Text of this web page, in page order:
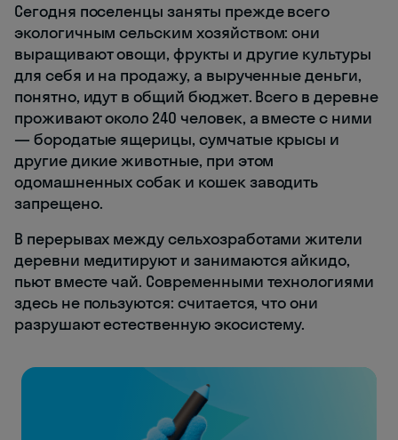
Сегодня поселенцы заняты прежде всего
экологичным сельским хозяйством: они
выращивают овощи, фрукты и другие культуры
для себя и на продажу, а вырученные деньги,
понятно, идут в общий бюджет. Всего в деревне
проживают около 240 человек, а вместе с ними
— бородатые ящерицы, сумчатые крысы и
другие дикие животные, при этом
одомашненных собак и кошек заводить
запрещено.
В перерывах между сельхозработами жители
деревни медитируют и занимаются айкидо,
пьют вместе чай. Современными технологиями
здесь не пользуются: считается, что они
разрушают естественную экосистему.